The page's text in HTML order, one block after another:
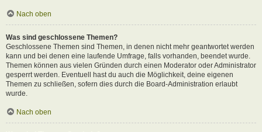
Nach oben
Was sind geschlossene Themen?
Geschlossene Themen sind Themen, in denen nicht mehr geantwortet werden
kann und bei denen eine laufende Umfrage, falls vorhanden, beendet wurde.
Themen können aus vielen Gründen durch einen Moderator oder Administrator
gesperrt werden. Eventuell hast du auch die Möglichkeit, deine eigenen
Themen zu schließen, sofern dies durch die Board-Administration erlaubt
wurde.
Nach oben